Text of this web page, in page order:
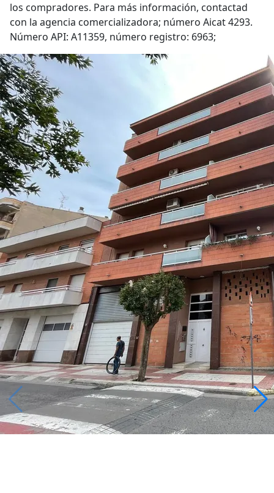
los compradores. Para más información, contactad
con la agencia comercializadora; número Aicat 4293.
Número API: A11359, número registro: 6963;